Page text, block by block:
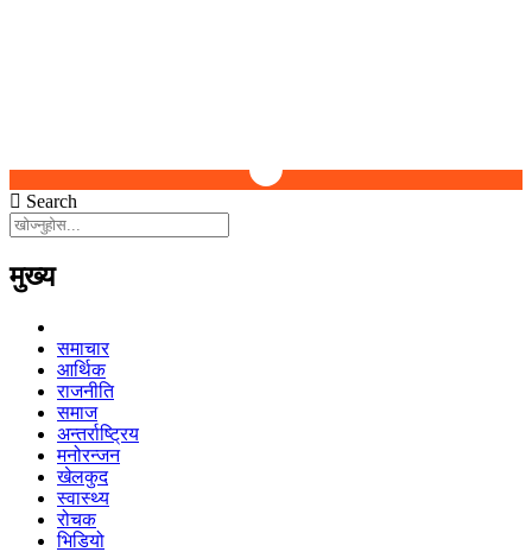
Search
मुख्य
समाचार
आर्थिक
राजनीति
समाज
अन्तर्राष्ट्रिय
मनोरन्जन
खेलकुद
स्वास्थ्य
रोचक
भिडियो